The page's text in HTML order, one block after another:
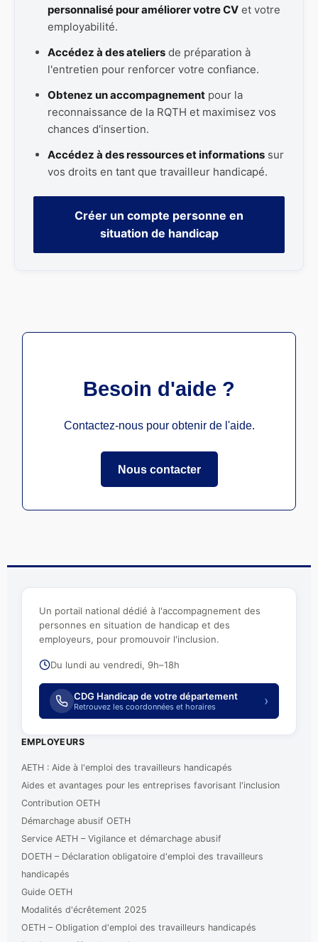
personnalisé pour améliorer votre CV et votre
employabilité.
Accédez à des ateliers de préparation à
l'entretien pour renforcer votre confiance.
Obtenez un accompagnement pour la
reconnaissance de la RQTH et maximisez vos
chances d'insertion.
Accédez à des ressources et informations sur
vos droits en tant que travailleur handicapé.
Créer un compte personne en
situation de handicap
Besoin d'aide ?
Contactez-nous pour obtenir de l'aide.
Nous contacter
Un portail national dédié à l'accompagnement des
personnes en situation de handicap et des
employeurs, pour promouvoir l'inclusion.
Du lundi au vendredi, 9h–18h
CDG Handicap de votre département
Retrouvez les coordonnées et horaires ›
EMPLOYEURS
AETH : Aide à l'emploi des travailleurs handicapés
Aides et avantages pour les entreprises favorisant l'inclusion
Contribution OETH
Démarchage abusif OETH
Service AETH – Vigilance et démarchage abusif
DOETH – Déclaration obligatoire d'emploi des travailleurs
handicapés
Guide OETH
Modalités d'écrêtement 2025
OETH – Obligation d'emploi des travailleurs handicapés